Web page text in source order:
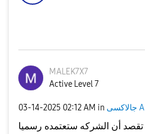
MALEK7X7
Active Level 7
‎03-14-2025 02:12 AM in جالاكسى A
تقصد أن الشركه ستعتمده رسميا